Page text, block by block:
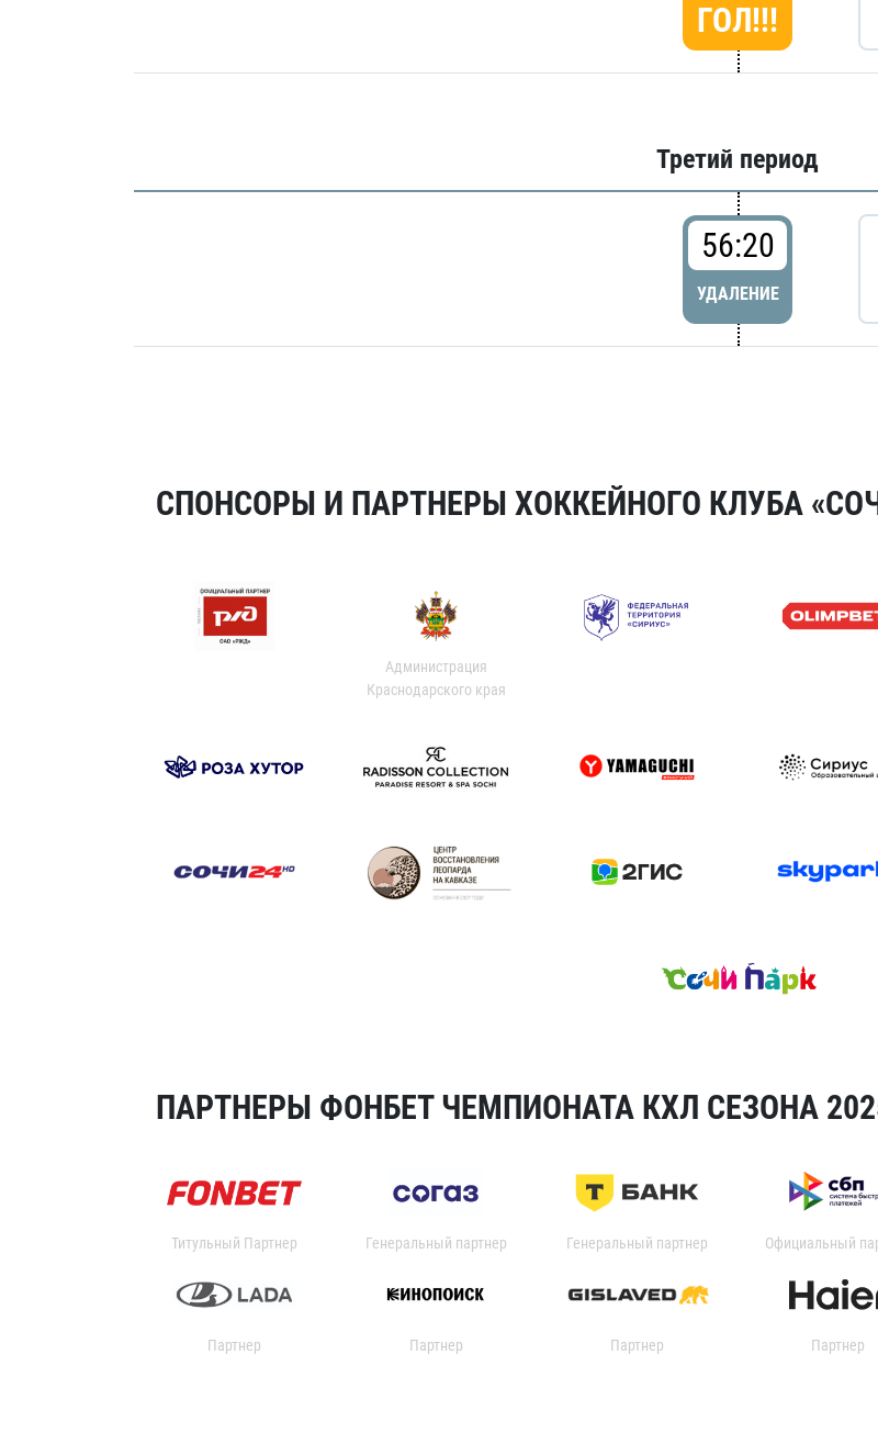
ГОЛ!!!
Третий период
56:20
УДАЛЕНИЕ
СПОНСОРЫ И ПАРТНЕРЫ ХОККЕЙНОГО КЛУБА
Администрация
Краснодарского края
ПАРТНЕРЫ ФОНБЕТ ЧЕМПИОНАТА КХЛ СЕЗОНА
Титульный Партнер Генеральный партнер Генеральный партнер Официальный
Партнер Партнер Партнер Партнер